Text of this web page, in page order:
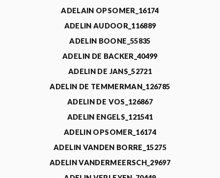
ADELAIN OPSOMER_16174
ADELIN AUDOOR_116889
ADELIN BOONE_55835
ADELIN DE BACKER_40499
ADELIN DE JANS_52721
ADELIN DE TEMMERMAN_126785
ADELIN DE VOS_126867
ADELIN ENGELS_121541
ADELIN OPSOMER_16174
ADELIN VANDEN BORRE_15275
ADELIN VANDERMEERSCH_29697